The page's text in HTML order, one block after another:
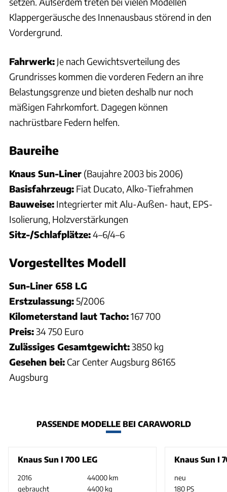
Klappergeräusche des Innenausbaus störend in den
Vordergrund.
Fahrwerk: Je nach Gewichtsverteilung des
Grundrisses kommen die vorderen Federn an ihre
Belastungsgrenze und bieten deshalb nur noch
mäßigen Fahrkomfort. Dagegen können
nachrüstbare Federn helfen.
Baureihe
Knaus Sun-Liner (Baujahre 2003 bis 2006)
Basisfahrzeug: Fiat Ducato, Alko-Tiefrahmen
Bauweise: Integrierter mit Alu-Außen- haut, EPS-
Isolierung, Holzverstärkungen
Sitz-/Schlafplätze:4–6/4–6
Vorgestelltes Modell
Sun-Liner 658 LG
Erstzulassung:5/2006
Kilometerstand laut Tacho:167 700
Preis:34 750 Euro
Zulässiges Gesamtgewicht:3850 kg
Gesehen bei: Car Center Augsburg 86165
Augsburg
PASSENDE MODELLE BEI CARAWORLD
Knaus Sun I 700 LEG
2016
44000 km
gebraucht
4400 kg
Knaus Sun I
neu
180 PS